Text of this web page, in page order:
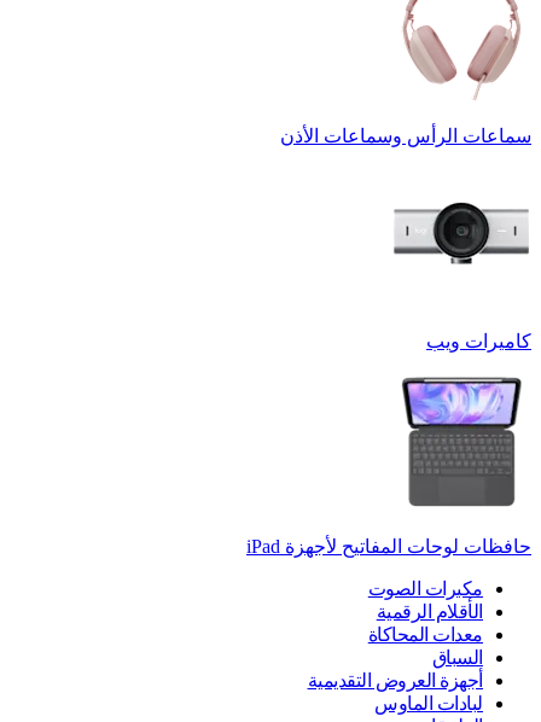
سماعات الرأس وسماعات الأذن
كاميرات ويب
حافظات لوحات المفاتيح لأجهزة ‏iPad
مكبرات الصوت
الأقلام الرقمية
معدات المحاكاة
السباق
أجهزة العروض التقديمية
لبادات الماوس